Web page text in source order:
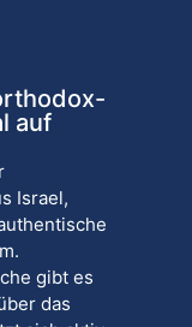
auf
Israel,
gibt es
das